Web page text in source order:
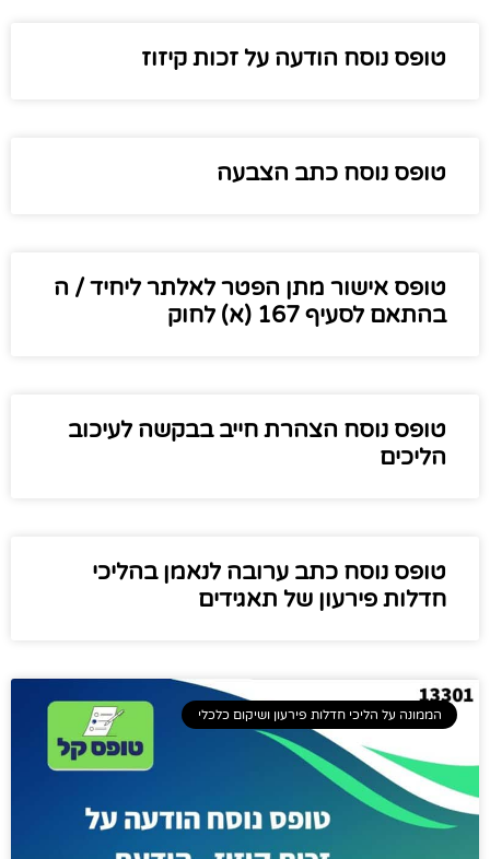
טופס נוסח הודעה על זכות קיזוז
טופס נוסח כתב הצבעה
טופס אישור מתן הפטר לאלתר ליחיד / ה
בהתאם לסעיף 167 (א) לחוק
טופס נוסח הצהרת חייב בבקשה לעיכוב
הליכים
טופס נוסח כתב ערובה לנאמן בהליכי
חדלות פירעון של תאגידים
הממונה על הליכי חדלות פירעון ושיקום כלכלי